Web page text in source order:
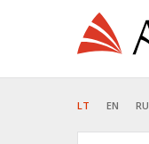
LT EN RU